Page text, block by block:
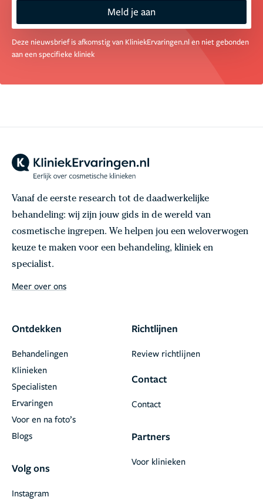
Meld je aan
Deze nieuwsbrief is afkomstig van KliniekErvaringen.nl en niet gebonden
aan een specifieke kliniek
Vanaf de eerste research tot de daadwerkelijke
behandeling: wij zijn jouw gids in de wereld van
cosmetische ingrepen. We helpen jou een weloverwogen
keuze te maken voor een behandeling, kliniek en
specialist.
Meer over ons
Ontdekken
Behandelingen
Klinieken
Specialisten
Ervaringen
Voor en na foto’s
Blogs
Volg ons
Instagram
Richtlijnen
Review richtlijnen
Contact
Contact
Partners
Voor klinieken